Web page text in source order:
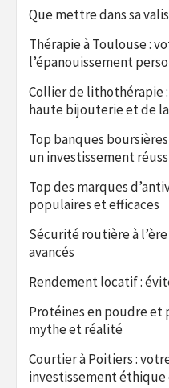
Que mettre dans sa
Thérapie à Toulouse :
l’épanouissement
Collier de lithothérapie
haute bijouterie et de
Top banques
un investissement
Top des marques
populaires et efficaces
Sécurité routière à
avancés
Rendement locatif :
Protéines en poudre et
mythe et réalité
Courtier à Poitiers :
investissement